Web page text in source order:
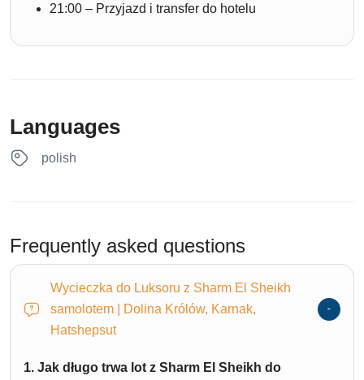
21:00 – Przyjazd i transfer do hotelu
Languages
polish
Frequently asked questions
Wycieczka do Luksoru z Sharm El Sheikh
samolotem | Dolina Królów, Karnak,
Hatshepsut
1. Jak długo trwa lot z Sharm El Sheikh do